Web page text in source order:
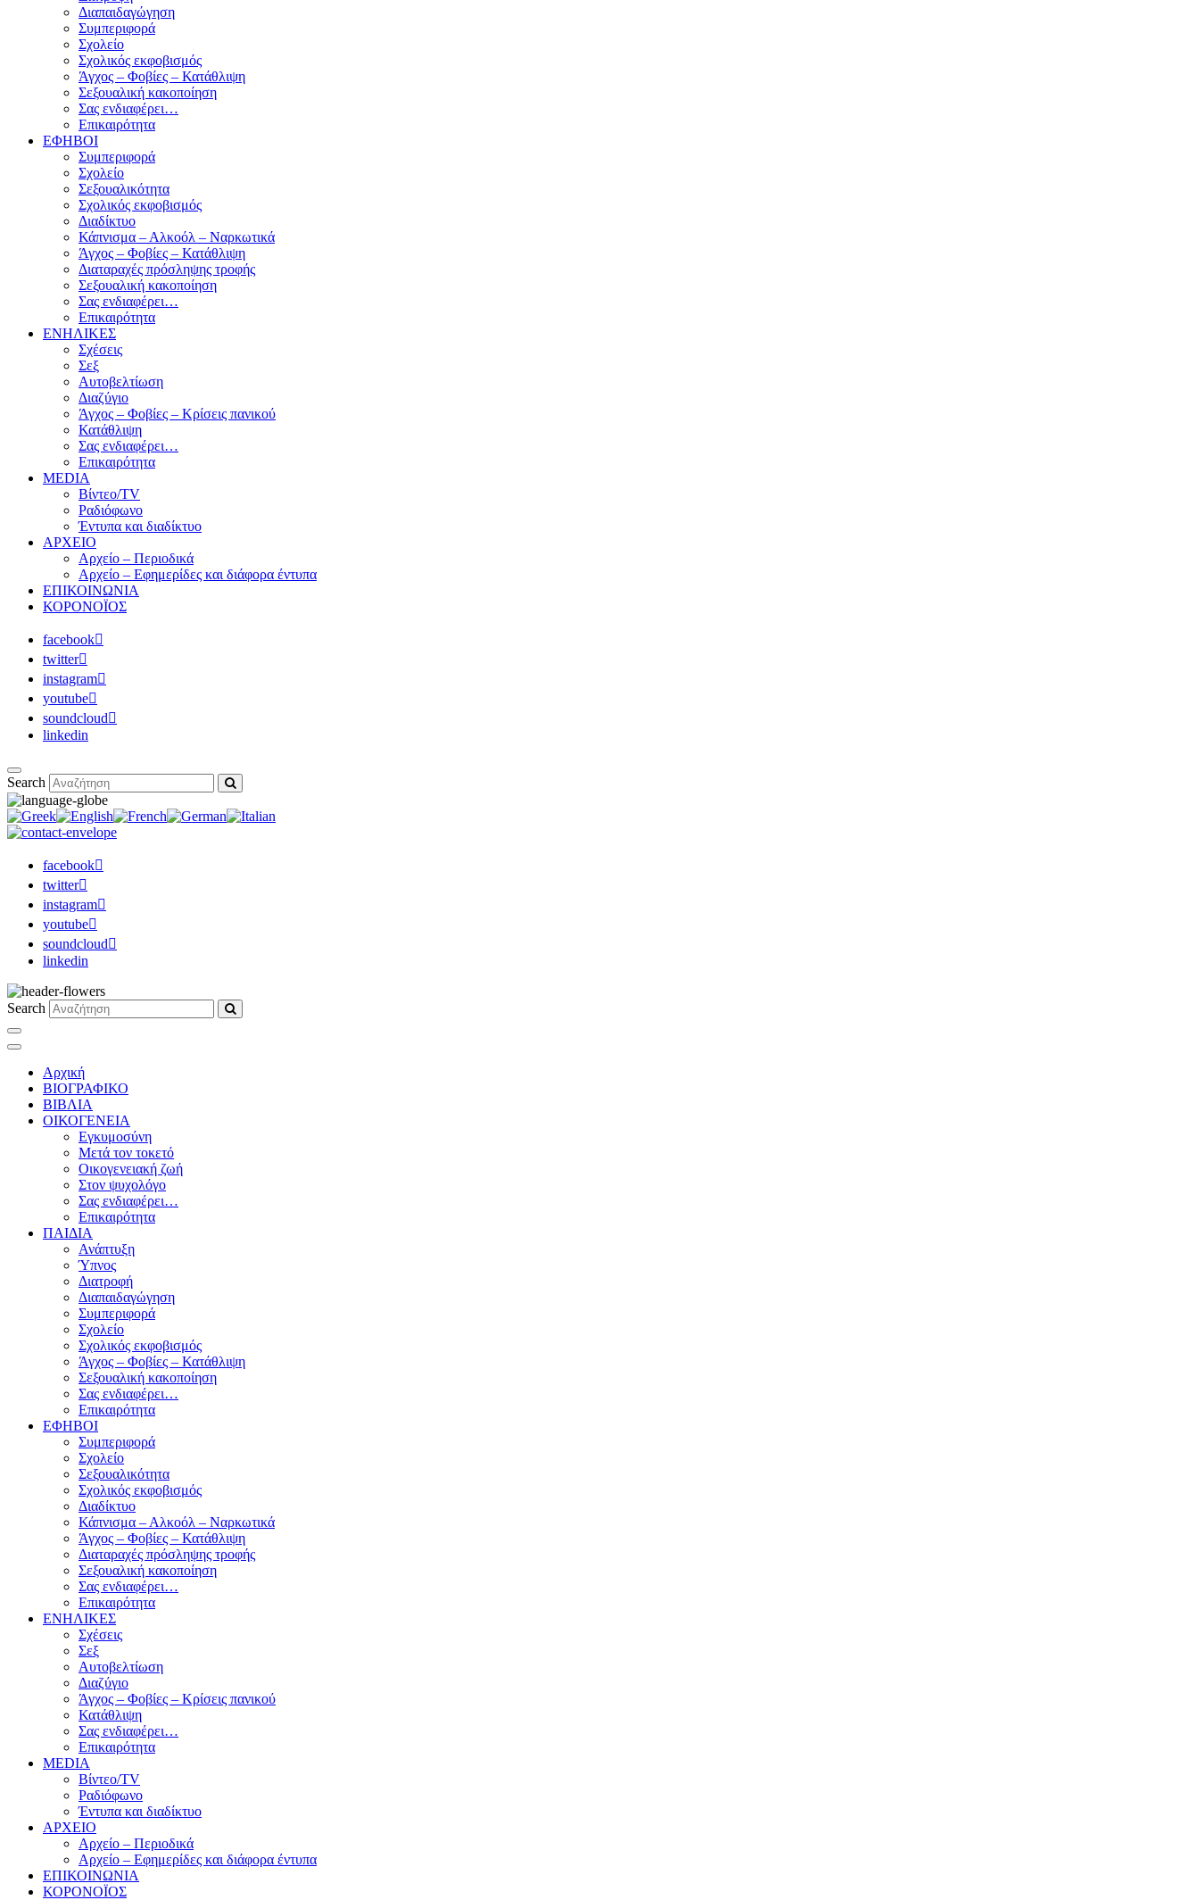
Διαπαιδαγώγηση
Συμπεριφορά
Σχολείο
Σχολικός εκφοβισμός
Άγχος – Φοβίες – Κατάθλιψη
Σεξουαλική κακοποίηση
Σας ενδιαφέρει…
Επικαιρότητα
ΕΦΗΒΟΙ
Συμπεριφορά
Σχολείο
Σεξουαλικότητα
Σχολικός εκφοβισμός
Διαδίκτυο
Κάπνισμα – Αλκοόλ – Ναρκωτικά
Άγχος – Φοβίες – Κατάθλιψη
Διαταραχές πρόσληψης τροφής
Σεξουαλική κακοποίηση
Σας ενδιαφέρει…
Επικαιρότητα
ΕΝΗΛΙΚΕΣ
Σχέσεις
Σεξ
Αυτοβελτίωση
Διαζύγιο
Άγχος – Φοβίες – Κρίσεις πανικού
Κατάθλιψη
Σας ενδιαφέρει…
Επικαιρότητα
MEDIA
Βίντεο/TV
Ραδιόφωνο
Έντυπα και διαδίκτυο
ΑΡΧΕΙΟ
Αρχείο – Περιοδικά
Αρχείο – Εφημερίδες και διάφορα έντυπα
ΕΠΙΚΟΙΝΩΝΙΑ
ΚΟΡΟΝΟΪΟΣ
facebook
twitter
instagram
youtube
soundcloud
linkedin
Search
facebook
twitter
instagram
youtube
soundcloud
linkedin
Search
Αρχική
ΒΙΟΓΡΑΦΙΚΟ
ΒΙΒΛΙΑ
ΟΙΚΟΓΕΝΕΙΑ
Εγκυμοσύνη
Μετά τον τοκετό
Οικογενειακή ζωή
Στον ψυχολόγο
Σας ενδιαφέρει…
Επικαιρότητα
ΠΑΙΔΙΑ
Ανάπτυξη
Ύπνος
Διατροφή
Διαπαιδαγώγηση
Συμπεριφορά
Σχολείο
Σχολικός εκφοβισμός
Άγχος – Φοβίες – Κατάθλιψη
Σεξουαλική κακοποίηση
Σας ενδιαφέρει…
Επικαιρότητα
ΕΦΗΒΟΙ
Συμπεριφορά
Σχολείο
Σεξουαλικότητα
Σχολικός εκφοβισμός
Διαδίκτυο
Κάπνισμα – Αλκοόλ – Ναρκωτικά
Άγχος – Φοβίες – Κατάθλιψη
Διαταραχές πρόσληψης τροφής
Σεξουαλική κακοποίηση
Σας ενδιαφέρει…
Επικαιρότητα
ΕΝΗΛΙΚΕΣ
Σχέσεις
Σεξ
Αυτοβελτίωση
Διαζύγιο
Άγχος – Φοβίες – Κρίσεις πανικού
Κατάθλιψη
Σας ενδιαφέρει…
Επικαιρότητα
MEDIA
Βίντεο/TV
Ραδιόφωνο
Έντυπα και διαδίκτυο
ΑΡΧΕΙΟ
Αρχείο – Περιοδικά
Αρχείο – Εφημερίδες και διάφορα έντυπα
ΕΠΙΚΟΙΝΩΝΙΑ
ΚΟΡΟΝΟΪΟΣ